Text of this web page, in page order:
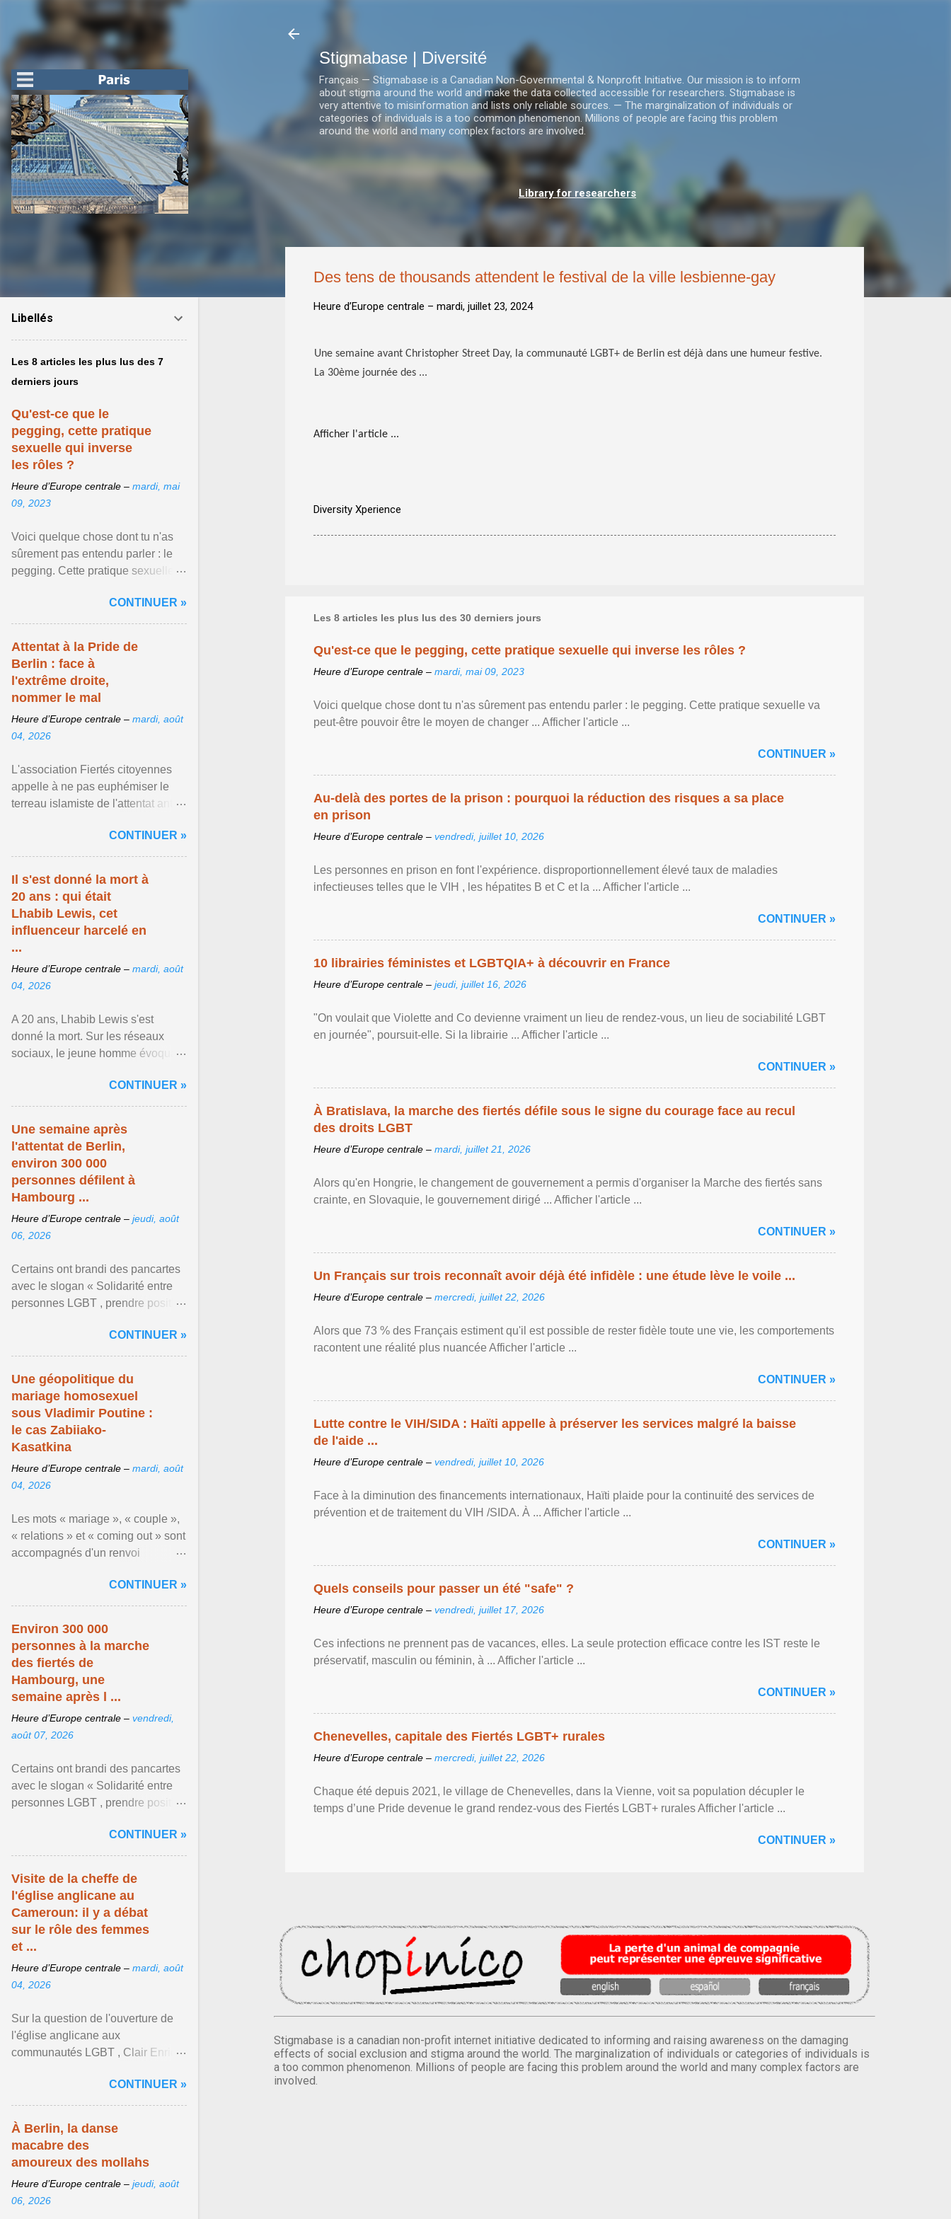
Stigmabase | Diversité
Français — Stigmabase is a Canadian Non-Governmental & Nonprofit Initiative. Our mission is to inform
about stigma around the world and make the data collected accessible for researchers. Stigmabase is
very attentive to misinformation and lists only reliable sources. — The marginalization of individuals or
categories of individuals is a too common phenomenon. Millions of people are facing this problem
around the world and many complex factors are involved.
Library for researchers
Des tens de thousands attendent le festival de la ville lesbienne-gay
Heure d’Europe centrale – mardi, juillet 23, 2024
Une semaine avant Christopher Street Day, la communauté LGBT+ de Berlin est déjà dans une humeur festive.
La 30ème journée des ...
Afficher l'article ...
Diversity Xperience
Les 8 articles les plus lus des 30 derniers jours
Qu'est-ce que le pegging, cette pratique sexuelle qui inverse les rôles ?
Heure d’Europe centrale – mardi, mai 09, 2023
Voici quelque chose dont tu n'as sûrement pas entendu parler : le pegging. Cette pratique sexuelle va
peut-être pouvoir être le moyen de changer ... Afficher l'article ...
CONTINUER »
Au-delà des portes de la prison : pourquoi la réduction des risques a sa place
en prison
Heure d’Europe centrale – vendredi, juillet 10, 2026
Les personnes en prison en font l'expérience. disproportionnellement élevé taux de maladies
infectieuses telles que le VIH , les hépatites B et C et la ... Afficher l'article ...
CONTINUER »
10 librairies féministes et LGBTQIA+ à découvrir en France
Heure d’Europe centrale – jeudi, juillet 16, 2026
"On voulait que Violette and Co devienne vraiment un lieu de rendez-vous, un lieu de sociabilité LGBT
en journée", poursuit-elle. Si la librairie ... Afficher l'article ...
CONTINUER »
À Bratislava, la marche des fiertés défile sous le signe du courage face au recul
des droits LGBT
Heure d’Europe centrale – mardi, juillet 21, 2026
Alors qu'en Hongrie, le changement de gouvernement a permis d'organiser la Marche des fiertés sans
crainte, en Slovaquie, le gouvernement dirigé ... Afficher l'article ...
CONTINUER »
Un Français sur trois reconnaît avoir déjà été infidèle : une étude lève le voile ...
Heure d’Europe centrale – mercredi, juillet 22, 2026
Alors que 73 % des Français estiment qu'il est possible de rester fidèle toute une vie, les comportements
racontent une réalité plus nuancée Afficher l'article ...
CONTINUER »
Lutte contre le VIH/SIDA : Haïti appelle à préserver les services malgré la baisse
de l'aide ...
Heure d’Europe centrale – vendredi, juillet 10, 2026
Face à la diminution des financements internationaux, Haïti plaide pour la continuité des services de
prévention et de traitement du VIH /SIDA. À ... Afficher l'article ...
CONTINUER »
Quels conseils pour passer un été "safe" ?
Heure d’Europe centrale – vendredi, juillet 17, 2026
Ces infections ne prennent pas de vacances, elles. La seule protection efficace contre les IST reste le
préservatif, masculin ou féminin, à ... Afficher l'article ...
CONTINUER »
Chenevelles, capitale des Fiertés LGBT+ rurales
Heure d’Europe centrale – mercredi, juillet 22, 2026
Chaque été depuis 2021, le village de Chenevelles, dans la Vienne, voit sa population décupler le
temps d’une Pride devenue le grand rendez-vous des Fiertés LGBT+ rurales Afficher l'article ...
CONTINUER »
Stigmabase is a canadian non-profit internet initiative dedicated to informing and raising awareness on the damaging
effects of social exclusion and stigma around the world. The marginalization of individuals or categories of individuals is
a too common phenomenon. Millions of people are facing this problem around the world and many complex factors are
involved.
Libellés
Les 8 articles les plus lus des 7
derniers jours
Qu'est-ce que le
pegging, cette pratique
sexuelle qui inverse
les rôles ?
Heure d’Europe centrale – mardi, mai
09, 2023
Voici quelque chose dont tu n'as
sûrement pas entendu parler : le
pegging. Cette pratique sexuelle
de changer ... Afficher l'article ...
CONTINUER »
Attentat à la Pride de
Berlin : face à
l'extrême droite,
nommer le mal
Heure d’Europe centrale – mardi, août
04, 2026
L'association Fiertés citoyennes
appelle à ne pas euphémiser le
terreau islamiste de l'attentat anti-
de Berlin ... Afficher l'article ...
CONTINUER »
Il s'est donné la mort à
20 ans : qui était
Lhabib Lewis, cet
influenceur harcelé en
...
Heure d’Europe centrale – mardi, août
04, 2026
A 20 ans, Lhabib Lewis s'est
donné la mort. Sur les réseaux
sociaux, le jeune homme évoquait
santé mentale, sa sexualité et
Afficher l'article ...
CONTINUER »
Une semaine après
l'attentat de Berlin,
environ 300 000
personnes défilent à
Hambourg ...
Heure d’Europe centrale – jeudi, août
06, 2026
Certains ont brandi des pancartes
avec le slogan « Solidarité entre
personnes LGBT , prendre position
raison de l ... Afficher l'article ...
CONTINUER »
Une géopolitique du
mariage homosexuel
sous Vladimir Poutine :
le cas Zabiiako-
Kasatkina
Heure d’Europe centrale – mardi, août
04, 2026
Les mots « mariage », « couple »,
« relations » et « coming out » sont
accompagnés d'un renvoi
mouvement LGBT ... Afficher
l'article ...
CONTINUER »
Environ 300 000
personnes à la marche
des fiertés de
Hambourg, une
semaine après l ...
Heure d’Europe centrale – vendredi,
août 07, 2026
Certains ont brandi des pancartes
avec le slogan « Solidarité entre
personnes LGBT , prendre position
organisateurs ... Afficher l'article ...
CONTINUER »
Visite de la cheffe de
l'église anglicane au
Cameroun: il y a débat
sur le rôle des femmes
et ...
Heure d’Europe centrale – mardi, août
04, 2026
Sur la question de l'ouverture de
l'église anglicane aux
communautés LGBT , Clair Enrick
une position tranchée. Afficher
l'article ...
CONTINUER »
À Berlin, la danse
macabre des
amoureux des mollahs
Heure d’Europe centrale – jeudi, août
06, 2026